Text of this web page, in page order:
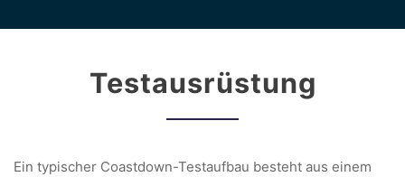
Testausrüstung
Ein typischer Coastdown-Testaufbau besteht aus einem